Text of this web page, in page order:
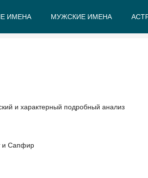
ИМЕНА МУЖСКИЕ ИМЕНА
и характерный подробный анализ
и Сапфир